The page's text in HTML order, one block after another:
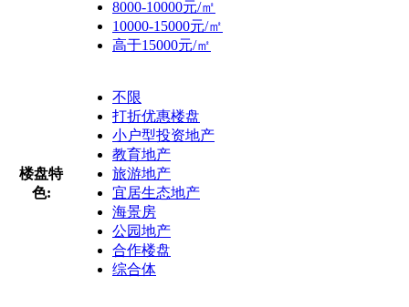
8000-10000元/㎡
10000-15000元/㎡
高于15000元/㎡
楼盘特
色:
不限
打折优惠楼盘
小户型投资地产
教育地产
旅游地产
宜居生态地产
海景房
公园地产
合作楼盘
综合体